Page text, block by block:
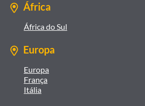
África
África do Sul
Europa
Europa
França
Itália